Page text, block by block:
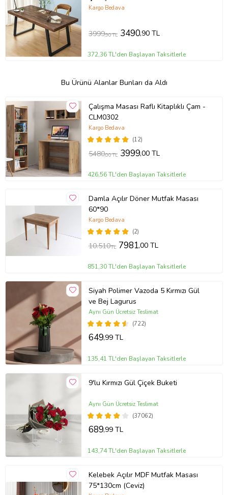
Kargo Bedava
3999,90 TL 3490,90 TL
372,36 TL'den Başlayan Taksitlerle
Bu Ürünü Alanlar Bunları da Aldı
Çalışma Masası Raflı Kitaplıklı Çam -
CLM0302
(12)
Kargo Bedava
5480,00 TL 3999,00 TL
426,56 TL'den Başlayan Taksitlerle
Damla Açılır Döner Mutfak Masası
60*90
(2)
Kargo Bedava
10.510TL 7981,00 TL
851,30 TL'den Başlayan Taksitlerle
Siyah Polimer Vazoda 5 Kırmızı Gül
ve Bej Lagurus
(722)
Aynı Gün Ücretsiz Teslimat
649,99 TL
135,41 TL'den Başlayan Taksitlerle
9'lu Kırmızı Gül Çiçek Buketi
(37062)
Aynı Gün Ücretsiz Teslimat
689,99 TL
143,74 TL'den Başlayan Taksitlerle
Kelebek Açılır MDF Mutfak Masası
75*130cm (Ceviz)